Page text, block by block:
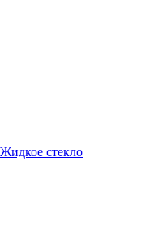
стекло